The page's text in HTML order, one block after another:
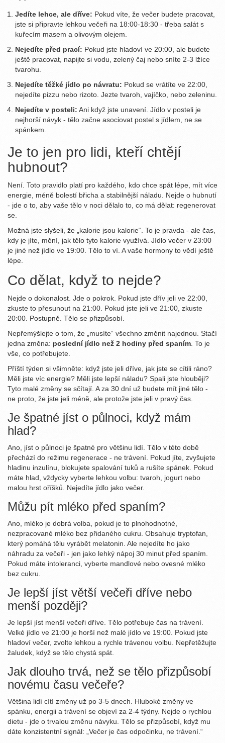
Jedíte lehce, ale dříve: Pokud víte, že večer budete pracovat,
jste si připravte lehkou večeři na 18:00-18:30 - třeba salát s
kuřecím masem a olivovým olejem.
Nejedíte před prací: Pokud jste hladoví ve 20:00, ale budete
ještě pracovat, napijte si vodu, zelený čaj nebo sníte 2-3 lžíce
tvarohu.
Nejedíte těžké jídlo po návratu: Pokud se vrátíte ve 22:00,
nejedíte pizzu nebo rizoto. Jezte tvaroh, vajíčko, nebo zeleninu.
Nejedíte v posteli: Ani když jste unavení. Jídlo v posteli je
nejhorší návyk - tělo začne asociovat postel s jídlem, ne se
spánkem.
Je to jen pro lidi, kteří chtějí
hubnout?
Není. Toto pravidlo platí pro každého, kdo chce spát lépe, mít více
energie, méně bolestí břicha a stabilnější náladu. Nejde o hubnutí
- jde o to, aby vaše tělo v noci dělalo to, co má dělat: regenerovat
se.
Možná jste slyšeli, že „kalorie jsou kalorie“. To je pravda - ale čas,
kdy je jíte, mění, jak tělo tyto kalorie využívá. Jídlo večer v 23:00
je jiné než jídlo ve 19:00. Tělo to ví. A vaše hormony to vědí ještě
lépe.
Co dělat, když to nejde?
Nejde o dokonalost. Jde o pokrok. Pokud jste dřív jeli ve 22:00,
zkuste to přesunout na 21:00. Pokud jste jeli ve 21:00, zkuste
20:00. Postupně. Tělo se přizpůsobí.
Nepřemýšlejte o tom, že „musíte“ všechno změnit najednou. Stačí
jedna změna: poslední jídlo než 2 hodiny před spaním. To je
vše, co potřebujete.
Příští týden si všimněte: když jste jeli dříve, jak jste se cítili ráno?
Měli jste víc energie? Měli jste lepší náladu? Spali jste hlouběji?
Tyto malé změny se sčítají. A za 30 dní už budete mít jiné tělo -
ne proto, že jste jeli méně, ale protože jste jeli v pravý čas.
Je špatné jíst o půlnoci, když mám
hlad?
Ano, jíst o půlnoci je špatné pro většinu lidí. Tělo v této době
přechází do režimu regenerace - ne trávení. Pokud jíte, zvyšujete
hladinu inzulínu, blokujete spalování tuků a rušíte spánek. Pokud
máte hlad, vždycky vyberte lehkou volbu: tvaroh, jogurt nebo
malou hrst oříšků. Nejedíte jídlo jako večer.
Můžu pít mléko před spaním?
Ano, mléko je dobrá volba, pokud je to plnohodnotné,
nezpracované mléko bez přidaného cukru. Obsahuje tryptofan,
který pomáhá tělu vyrábět melatonin. Ale nejedíte ho jako
náhradu za večeři - jen jako lehký nápoj 30 minut před spaním.
Pokud máte intoleranci, vyberte mandlové nebo ovesné mléko
bez cukru.
Je lepší jíst větší večeři dříve nebo
menší později?
Je lepší jíst menší večeři dříve. Tělo potřebuje čas na trávení.
Velké jídlo ve 21:00 je horší než malé jídlo ve 19:00. Pokud jste
hladoví večer, zvolte lehkou a rychle trávenou volbu. Nepřetěžujte
žaludek, když se tělo chystá spát.
Jak dlouho trvá, než se tělo přizpůsobí
novému času večeře?
Většina lidí cítí změny už po 3-5 dnech. Hluboké změny ve
spánku, energii a trávení se objeví za 2-4 týdny. Nejde o rychlou
dietu - jde o trvalou změnu návyku. Tělo se přizpůsobí, když mu
dáte konzistentní signál: „Večer je čas odpočinku, ne trávení.“